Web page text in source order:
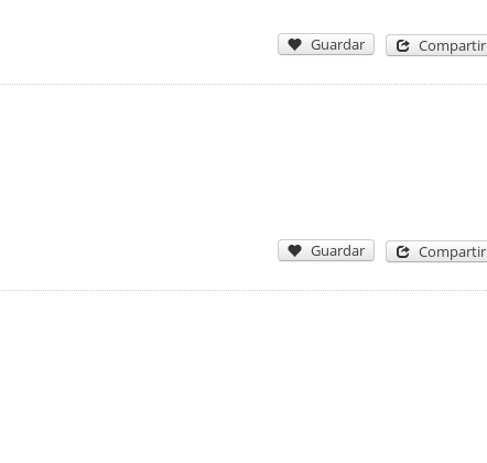
Guardar Compartir
Guardar Compartir